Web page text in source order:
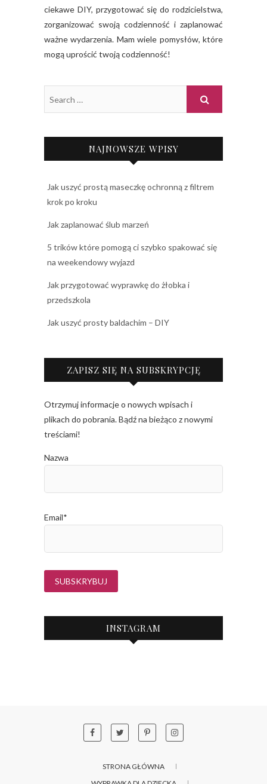
ciekawe DIY, przygotować się do rodzicielstwa,
zorganizować swoją codzienność i zaplanować
ważne wydarzenia. Mam wiele pomysłów, które
mogą uprościć twoją codzienność!
NAJNOWSZE WPISY
Jak uszyć prostą maseczkę ochronną z filtrem
krok po kroku
Jak zaplanować ślub marzeń
5 trików które pomogą ci szybko spakować się
na weekendowy wyjazd
Jak przygotować wyprawkę do żłobka i
przedszkola
Jak uszyć prosty baldachim – DIY
ZAPISZ SIĘ NA SUBSKRYPCJĘ
Otrzymuj informacje o nowych wpisach i
plikach do pobrania. Bądź na bieżąco z nowymi
treściami!
Nazwa
Email*
INSTAGRAM
STRONA GŁÓWNA